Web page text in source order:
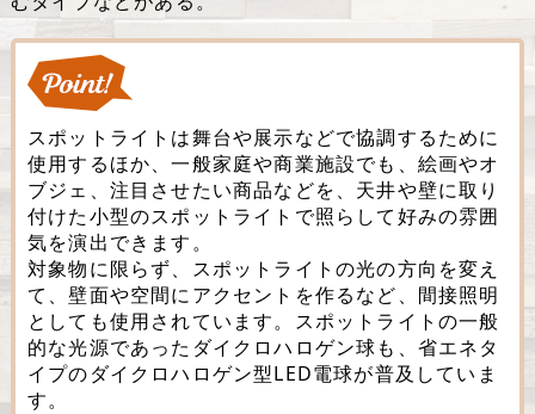
スポットライトは舞台や展示などで協調するために
使用するほか、一般家庭や商業施設でも、絵画やオ
ブジェ、注目させたい商品などを、天井や壁に取り
付けた小型のスポットライトで照らして好みの雰囲
気を演出できます。
対象物に限らず、スポットライトの光の方向を変え
て、壁面や空間にアクセントを作るなど、間接照明
としても使用されています。スポットライトの一般
的な光源であったダイクロハロゲン球も、省エネタ
イプのダイクロハロゲン型LED電球が普及していま
す。